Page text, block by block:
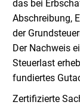
das bei
Abschreibung,
der
Der Nachweis
Steuerlast
fundiertes
Zertifizierte